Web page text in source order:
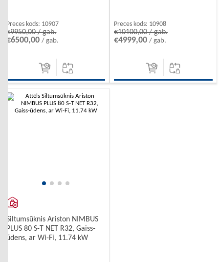
Preces kods: 10907
€9950,00 / gab.
€6500,00/ gab.
Preces kods: 10908
€10100,00 / gab.
€4999,00 / gab.
Siltumsūknis Ariston NIMBUS
PLUS 80 S-T NET R32, Gaiss-
ūdens, ar Wi-Fi, 11.74 kW